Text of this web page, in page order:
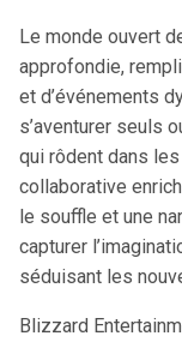
Le monde ouvert
approfondie,
et d’événements
s’aventurer seuls
qui rôdent dans
collaborative
le souffle et une
capturer
séduisant les
Blizzard